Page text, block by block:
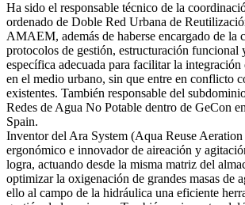
Ha sido el responsable técnico de la
ordenado de Doble Red Urbana de
AMAEM, además de haberse encargado de la
protocolos de gestión, estructuración funcional
específica adecuada para facilitar la integración
en el medio urbano, sin que entre en conflicto
existentes. También responsable del
Redes de Agua No Potable dentro de GeCon
Spain.
Inventor del Ara System (Aqua Reuse Aeration
ergonómico e innovador de aireación y
logra, actuando desde la misma matriz del
optimizar la oxigenación de grandes masas de
ello al campo de la hidráulica una eficiente